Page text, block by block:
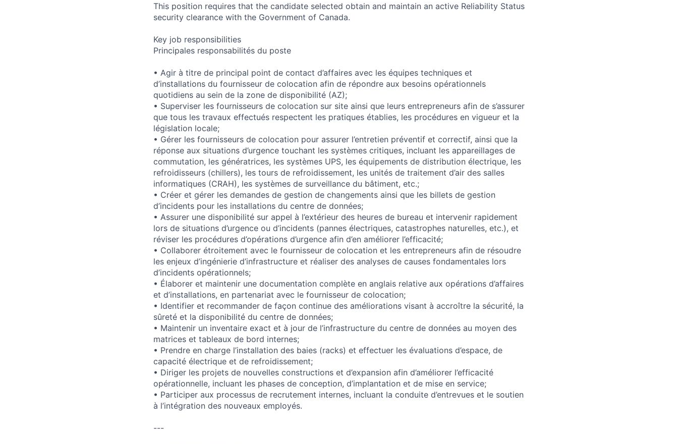
This position requires that the candidate selected obtain and maintain an active Reliability Status
security clearance with the Government of Canada.
Key job responsibilities
Principales responsabilités du poste
• Agir à titre de principal point de contact d’affaires avec les équipes techniques et
d’installations du fournisseur de colocation afin de répondre aux besoins opérationnels
quotidiens au sein de la zone de disponibilité (AZ);
• Superviser les fournisseurs de colocation sur site ainsi que leurs entrepreneurs afin de s’assurer
que tous les travaux effectués respectent les pratiques établies, les procédures en vigueur et la
législation locale;
• Gérer les fournisseurs de colocation pour assurer l’entretien préventif et correctif, ainsi que la
réponse aux situations d’urgence touchant les systèmes critiques, incluant les appareillages de
commutation, les génératrices, les systèmes UPS, les équipements de distribution électrique, les
refroidisseurs (chillers), les tours de refroidissement, les unités de traitement d’air des salles
informatiques (CRAH), les systèmes de surveillance du bâtiment, etc.;
• Créer et gérer les demandes de gestion de changements ainsi que les billets de gestion
d’incidents pour les installations du centre de données;
• Assurer une disponibilité sur appel à l’extérieur des heures de bureau et intervenir rapidement
lors de situations d’urgence ou d’incidents (pannes électriques, catastrophes naturelles, etc.), et
réviser les procédures d’opérations d’urgence afin d’en améliorer l’efficacité;
• Collaborer étroitement avec le fournisseur de colocation et les entrepreneurs afin de résoudre
les enjeux d’ingénierie d’infrastructure et réaliser des analyses de causes fondamentales lors
d’incidents opérationnels;
• Élaborer et maintenir une documentation complète en anglais relative aux opérations d’affaires
et d’installations, en partenariat avec le fournisseur de colocation;
• Identifier et recommander de façon continue des améliorations visant à accroître la sécurité, la
sûreté et la disponibilité du centre de données;
• Maintenir un inventaire exact et à jour de l’infrastructure du centre de données au moyen des
matrices et tableaux de bord internes;
• Prendre en charge l’installation des baies (racks) et effectuer les évaluations d’espace, de
capacité électrique et de refroidissement;
• Diriger les projets de nouvelles constructions et d’expansion afin d’améliorer l’efficacité
opérationnelle, incluant les phases de conception, d’implantation et de mise en service;
• Participer aux processus de recrutement internes, incluant la conduite d’entrevues et le soutien
à l’intégration des nouveaux employés.
---